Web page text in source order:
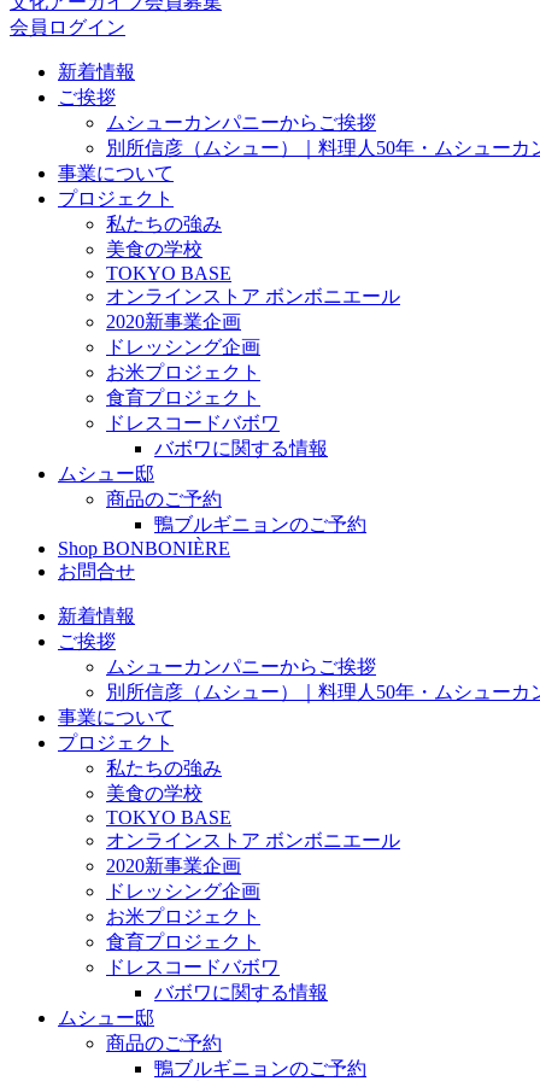
会員ログイン
新着情報
ご挨拶
ムシューカンパニーからご挨拶
別所信彦（ムシュー）｜料理人50年・ムシューカ
事業について
プロジェクト
私たちの強み
美食の学校
TOKYO BASE
オンラインストア ボンボニエール
2020新事業企画
ドレッシング企画
お米プロジェクト
食育プロジェクト
ドレスコードバボワ
バボワに関する情報
ムシュー邸
商品のご予約
鴨ブルギニョンのご予約
Shop BONBONIÈRE
お問合せ
新着情報
ご挨拶
ムシューカンパニーからご挨拶
別所信彦（ムシュー）｜料理人50年・ムシューカ
事業について
プロジェクト
私たちの強み
美食の学校
TOKYO BASE
オンラインストア ボンボニエール
2020新事業企画
ドレッシング企画
お米プロジェクト
食育プロジェクト
ドレスコードバボワ
バボワに関する情報
ムシュー邸
商品のご予約
鴨ブルギニョンのご予約